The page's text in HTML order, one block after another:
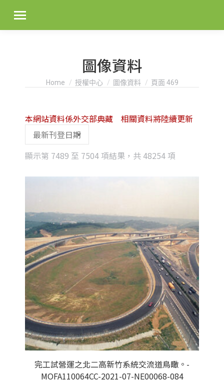
圖像資料
You are here:
Home 授權中心 圖像資料 頁面 469
顯示第 7489 至 7504 項結果，共 48254 項
latest
本網站資料係外交部典藏 相關資料將陸續更新
完工試營運之北二高新竹系統交流道鳥瞰。-
MOFA110064CC-2021-07-NE00068-084